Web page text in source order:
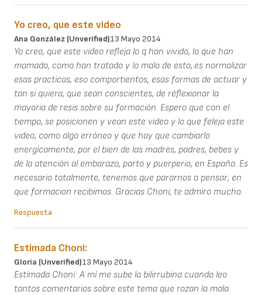
Yo creo, que este video
Ana González (unverified)13 Mayo 2014
Yo creo, que este video refleja lo q han vivido, lo que han
mamado, como han tratado y lo malo de esto,.es normalizar
esas practicas, eso comportientos, esas formas de actuar y
tan si quiera, que sean conscientes, de réflexionar la
mayoria de resis sobre su formación. Espero que con el
tiempo, se posicionen y vean este video y lo que feleja este
video, como algo erróneo y que hay que cambiarlo
energícamente, por el bien de las madres, padres, bebes y
de la atención al embarazo, parto y puerperio, en España. Es
necesario totalmente, tenemos que pararnos a pensar, en
que formacion recibimos. Gracias Choni, te admiro mucho.
Respuesta
Estimada Choni:
Gloria (unverified)13 Mayo 2014
Estimada Choni: A mí me sube la bilirrubina cuando leo
tantos comentarios sobre este tema que rozan la mala